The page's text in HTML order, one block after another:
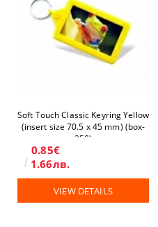
Soft Touch Classic Keyring Yellow
(insert size 70.5 x 45 mm) (box-
250)
0.85€
1.66лв.
VIEW DETAILS